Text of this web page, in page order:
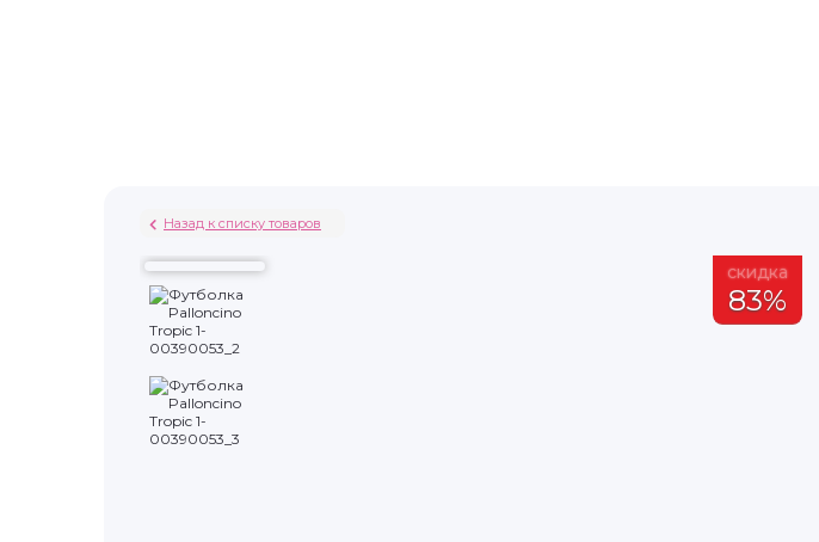
Назад к списку товаров
скидка
83%